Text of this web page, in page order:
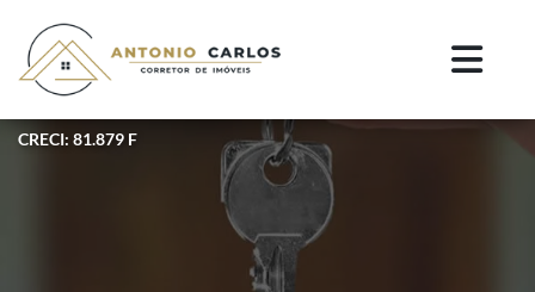
CRECI: 81.879 F